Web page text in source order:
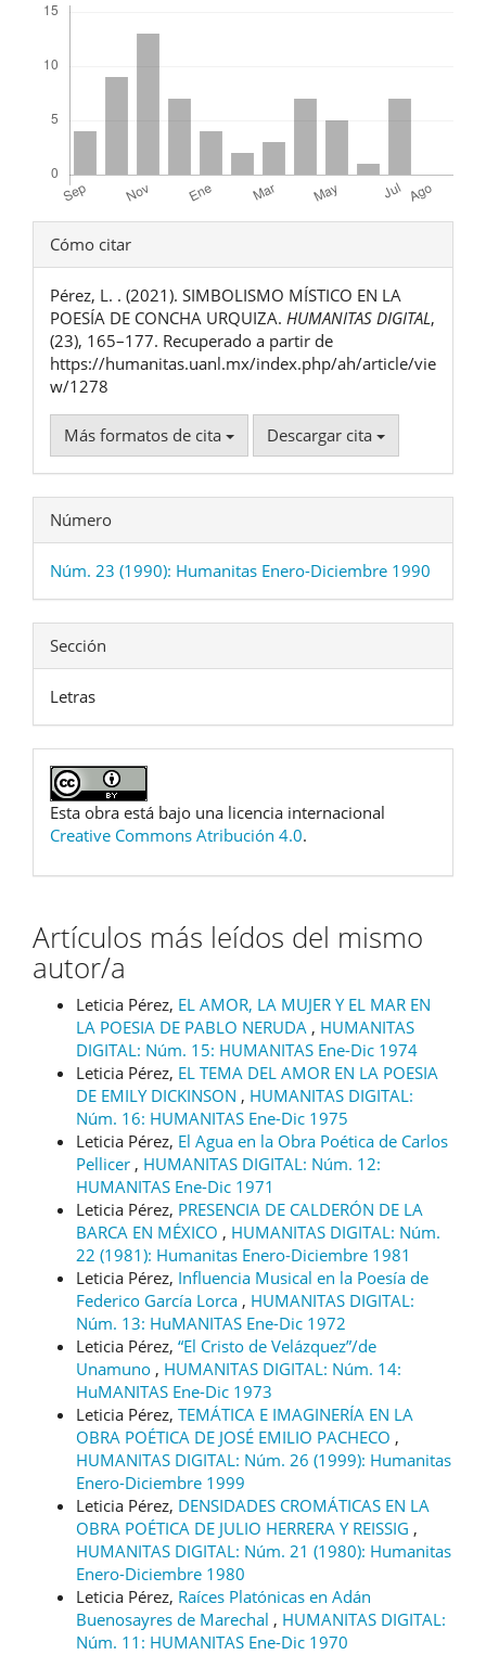
Detalles
del
artículo
Cómo citar
Pérez, L. . (2021). SIMBOLISMO MÍSTICO EN LA
POESÍA DE CONCHA URQUIZA. HUMANITAS DIGITAL,
(23), 165–177. Recuperado a partir de
https://humanitas.uanl.mx/index.php/ah/article/vie
w/1278
Más formatos de cita Descargar cita
Número
Núm. 23 (1990): Humanitas Enero-Diciembre 1990
Sección
Letras
Esta obra está bajo una licencia internacional
Creative Commons Atribución 4.0.
Artículos más leídos del mismo
autor/a
Leticia Pérez, EL AMOR, LA MUJER Y EL MAR EN
LA POESIA DE PABLO NERUDA , HUMANITAS
DIGITAL: Núm. 15: HUMANITAS Ene-Dic 1974
Leticia Pérez, EL TEMA DEL AMOR EN LA POESIA
DE EMILY DICKINSON , HUMANITAS DIGITAL:
Núm. 16: HUMANITAS Ene-Dic 1975
Leticia Pérez, El Agua en la Obra Poética de Carlos
Pellicer , HUMANITAS DIGITAL: Núm. 12:
HUMANITAS Ene-Dic 1971
Leticia Pérez, PRESENCIA DE CALDERÓN DE LA
BARCA EN MÉXICO , HUMANITAS DIGITAL: Núm.
22 (1981): Humanitas Enero-Diciembre 1981
Leticia Pérez, Influencia Musical en la Poesía de
Federico García Lorca , HUMANITAS DIGITAL:
Núm. 13: HuMANITAS Ene-Dic 1972
Leticia Pérez, “El Cristo de Velázquez”/de
Unamuno , HUMANITAS DIGITAL: Núm. 14:
HuMANITAS Ene-Dic 1973
Leticia Pérez, TEMÁTICA E IMAGINERÍA EN LA
OBRA POÉTICA DE JOSÉ EMILIO PACHECO ,
HUMANITAS DIGITAL: Núm. 26 (1999): Humanitas
Enero-Diciembre 1999
Leticia Pérez, DENSIDADES CROMÁTICAS EN LA
OBRA POÉTICA DE JULIO HERRERA Y REISSIG ,
HUMANITAS DIGITAL: Núm. 21 (1980): Humanitas
Enero-Diciembre 1980
Leticia Pérez, Raíces Platónicas en Adán
Buenosayres de Marechal , HUMANITAS DIGITAL:
Núm. 11: HUMANITAS Ene-Dic 1970